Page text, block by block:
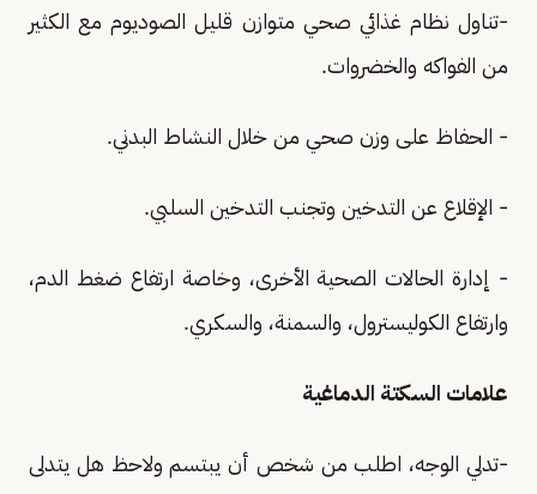
-تناول نظام غذائي صحي متوازن قليل الصوديوم مع الكثير
من الفواكه والخضروات.
- الحفاظ على وزن صحي من خلال النشاط البدني.
- الإقلاع عن التدخين وتجنب التدخين السلبي.
- إدارة الحالات الصحية الأخرى، وخاصة ارتفاع ضغط الدم،
وارتفاع الكوليسترول، والسمنة، والسكري.
علامات السكتة الدماغية
-تدلي الوجه، اطلب من شخص أن يبتسم ولاحظ هل يتدلى